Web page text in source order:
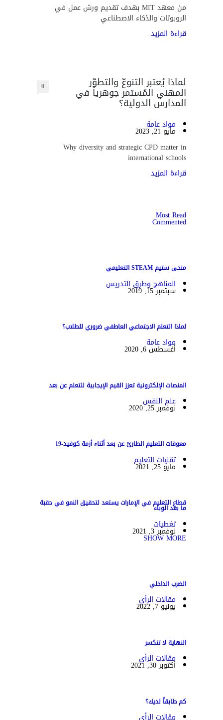
من معهد MIT بهدف تقديم ورش عمل في
الروبوتات والذكاء الاصطناعي
قراءة المزيد
لماذا يُعتبر التنوعّ والتطوّر
المهني المُستمر جوهرياً في
المدارس الدولية؟
0
مواد عامة
مايو 21, 2023
Why diversity and strategic CPD matter in
international schools
قراءة المزيد
Most Read
Commented
منحى ستيم STEAM التعليمي
المناهج وطرق التدريس
سبتمبر 15, 2019
لماذا التعلم الاجتماعي العاطفي ضروري للطلاب؟
مواد عامة
أغسطس 6, 2020
المنصات الإلكترونية تعزز القيم الإيجابية للتعلم عن بعد
علم النفس
نوفمبر 25, 2020
معوقات التعليم الطارئ عن بعد أثناء أزمة كوفيد-19
تقنيات التعليم
مايو 25, 2021
قطاع التعليم في الإمارات يستعد لتحقيق النمو في حقبة
ما بعد الوباء
تغطيات
نوفمبر 3, 2021
SHOW MORE
الضرب الداخلي
مقالات الرأي
يونيو 7, 2022
النهاية لا تنكسر
مقالات الرأي
أكتوبر 30, 2021
كم طابقاً لديك؟
مقالات الرأي